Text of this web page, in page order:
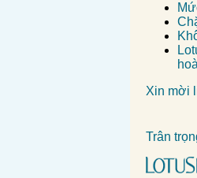
Xin mời
Trân